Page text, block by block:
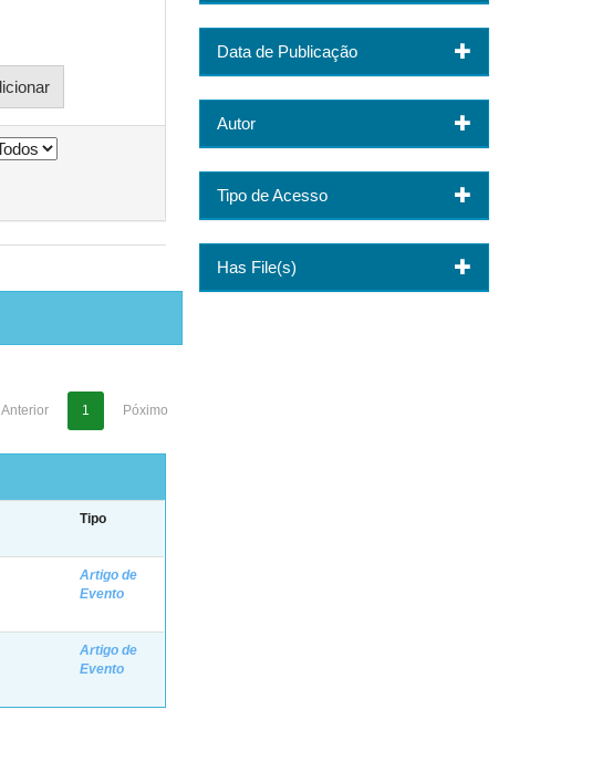
Anterior 1 Póximo
Tipo
Artigo de
Evento
Artigo de
Evento
Data de Publicação
Autor
Tipo de Acesso
Has File(s)